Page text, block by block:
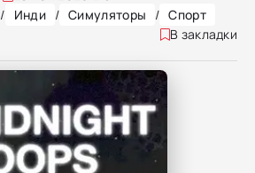
/ Инди / Симуляторы / Спорт
В закладки